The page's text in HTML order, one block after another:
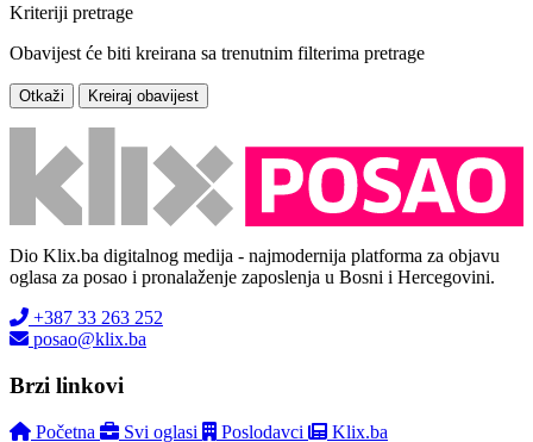
Kriteriji pretrage
Obavijest će biti kreirana sa trenutnim filterima pretrage
Otkaži Kreiraj obavijest
Dio Klix.ba digitalnog medija - najmodernija platforma za objavu
oglasa za posao i pronalaženje zaposlenja u Bosni i Hercegovini.
+387 33 263 252
posao@klix.ba
Brzi linkovi
Početna Svi oglasi Poslodavci Klix.ba